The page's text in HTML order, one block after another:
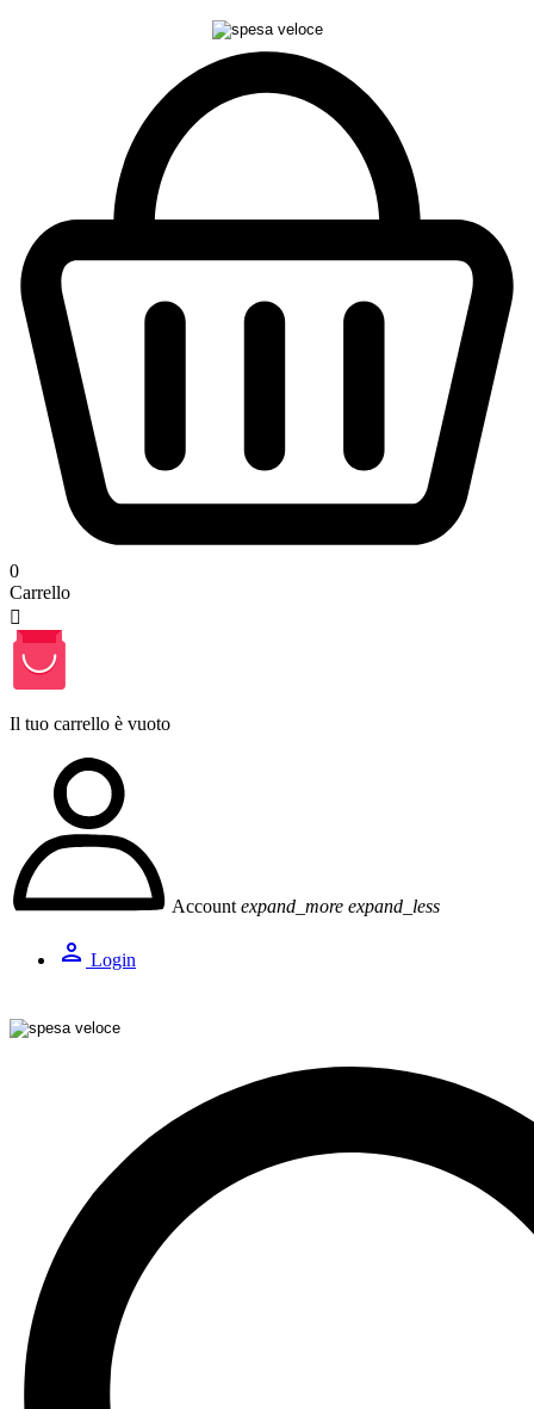
0
Carrello

Il tuo carrello è vuoto
Account expand_more expand_less
person Login